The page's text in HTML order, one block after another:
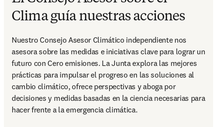
Clima guía nuestras acciones
Nuestro Consejo Asesor Climático independiente nos
asesora sobre las medidas e iniciativas clave para lograr un
futuro con Cero emisiones. La Junta explora las mejores
prácticas para impulsar el progreso en las soluciones al
cambio climático, ofrece perspectivas y aboga por
decisiones y medidas basadas en la ciencia necesarias para
hacer frente a la emergencia climática.